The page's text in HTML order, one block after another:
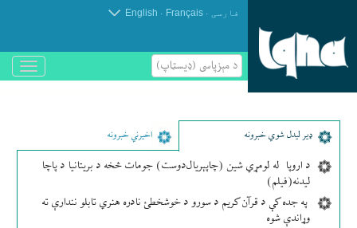
فارسی .
Français
.
English
د مېزپاسى (ډیسټاپ)
باز
و
ډير لیدل شوي خبرونه اخیرني خبرونه
د اروپا له لومړي شین (چاپېریال‌دوست) جومات څخه د بریتانیا د پاچا
لیدنه(فیلم)
په جده کې د قرآن کریم د سورو د خوشخطئ نادره هنري تابلو نندارې ته
وړاندې شوه